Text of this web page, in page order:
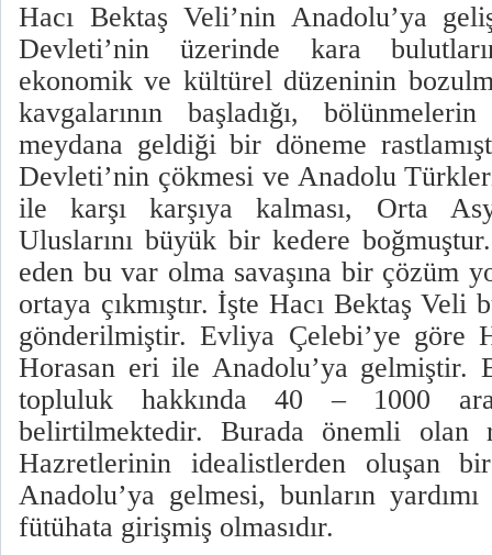
Hacı Bektaş Veli’nin Anadolu’ya
Devleti’nin üzerinde kara
ekonomik ve kültürel düzeninin
kavgalarının başladığı,
meydana geldiği bir döneme
Devleti’nin çökmesi ve Anadolu
ile karşı karşıya kalması, Orta
Uluslarını büyük bir kedere
eden bu var olma savaşına bir çözüm
ortaya çıkmıştır. İşte Hacı Bektaş Veli
gönderilmiştir. Evliya Çelebi’ye göre
Horasan eri ile Anadolu’ya gelmiştir.
topluluk hakkında 40 – 1000
belirtilmektedir. Burada önemli olan
Hazretlerinin idealistlerden oluşan
Anadolu’ya gelmesi, bunların
fütühata girişmiş olmasıdır.